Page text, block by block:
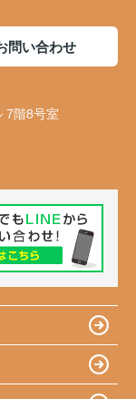
問い合わせ
7階8号室